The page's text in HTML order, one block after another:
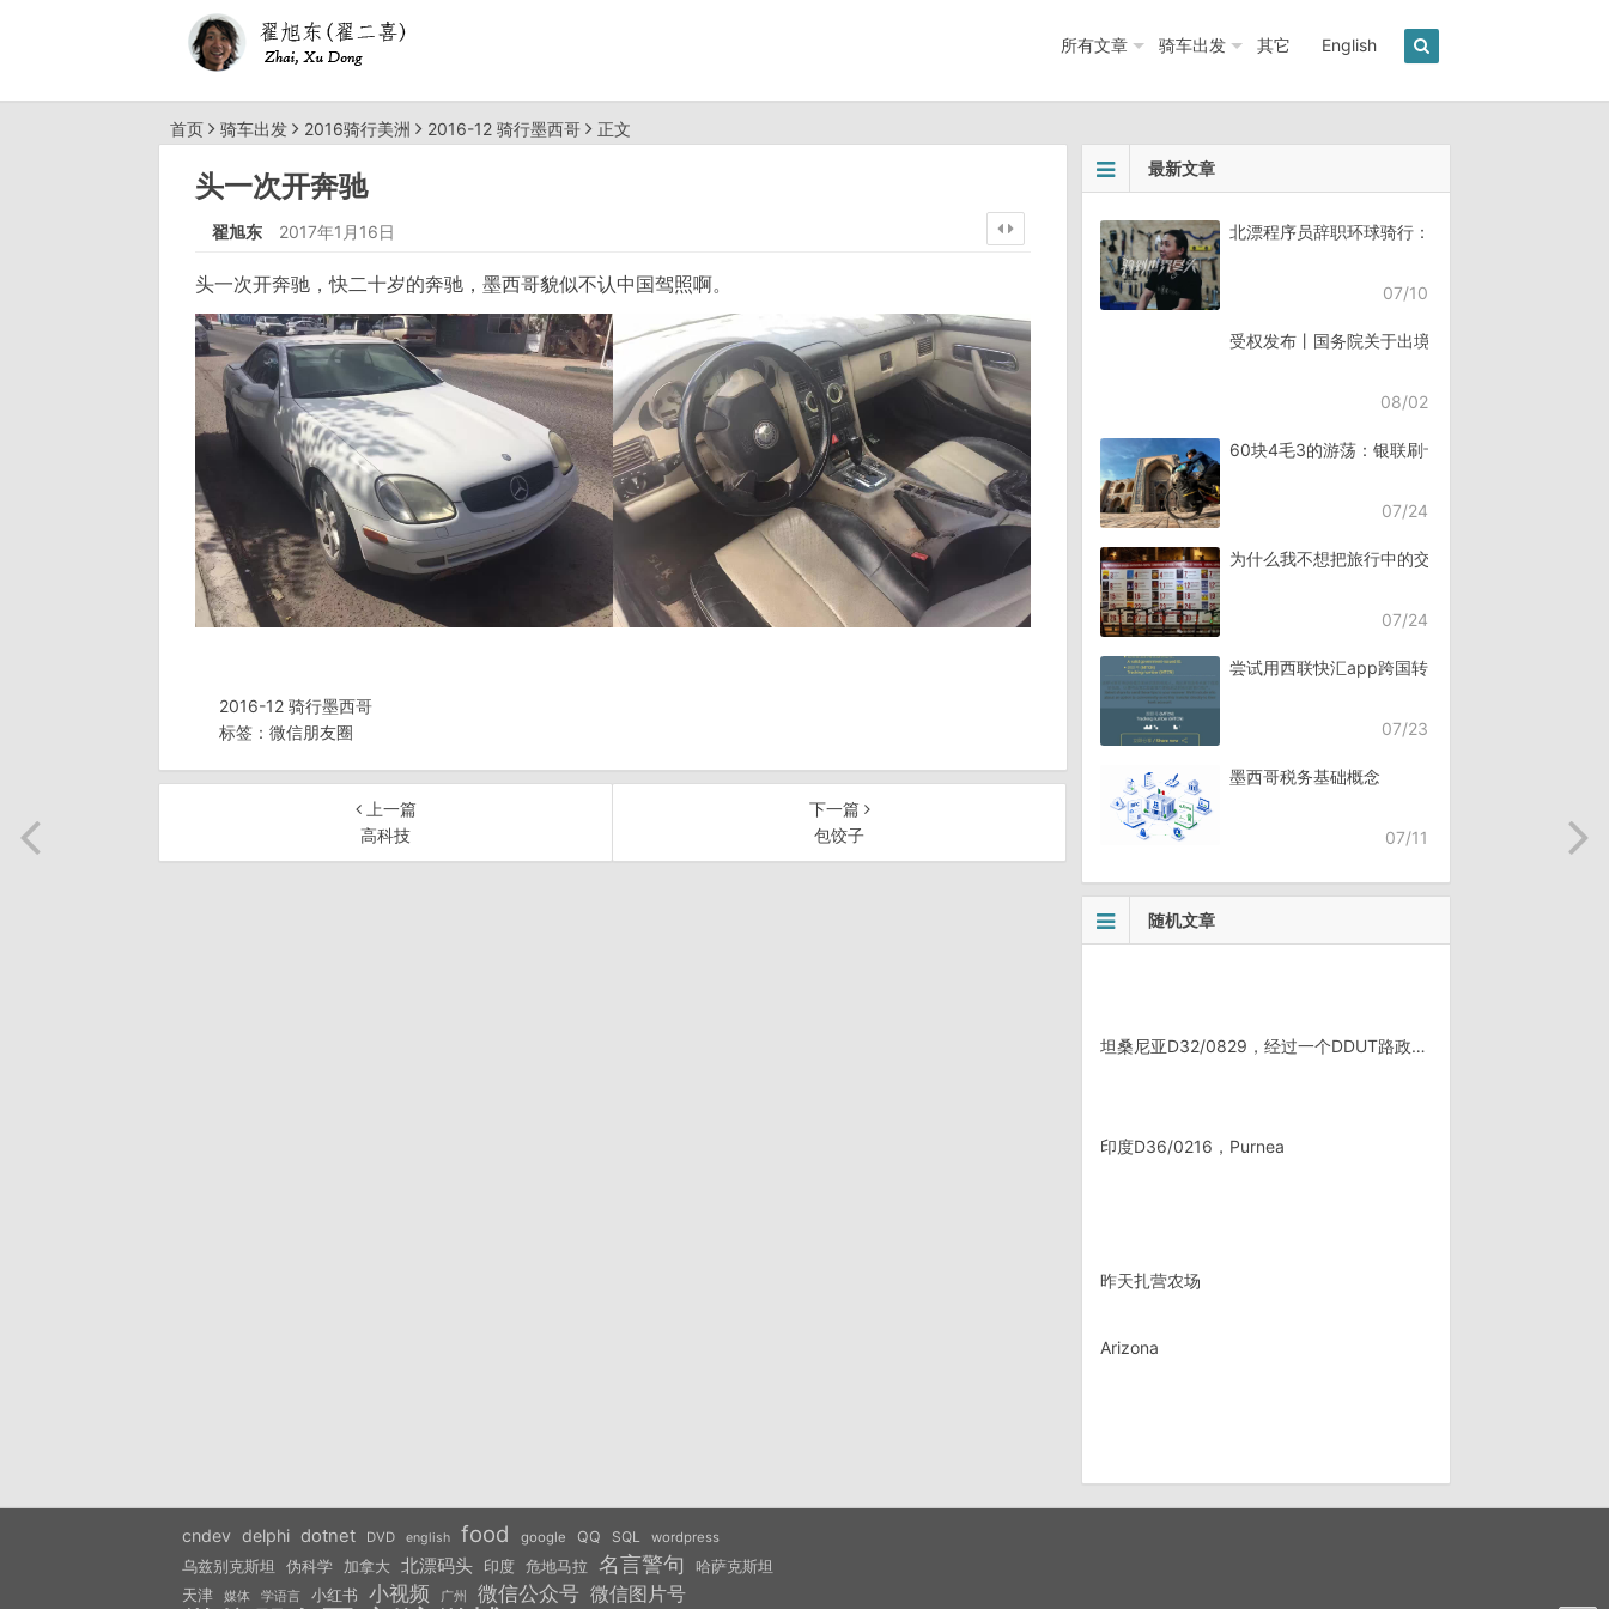
所有文章 骑车出发 其它 English
首页 骑车出发 2016骑行美洲 2016-12 骑行墨西哥 正文
头一次开奔驰
翟旭东 2017年1月16日
头一次开奔驰，快二十岁的奔驰，墨西哥貌似不认中国驾照啊。
2016-12 骑行墨西哥
标签： 微信朋友圈
上一篇
高科技
下一篇
包饺子
最新文章
北漂程序员辞职环球骑行：7年骑行45个国家《骑
07/10
受权发布丨国务院关于出境入境管理的规定
08/02
60块4毛3的游荡：银联刷卡失败，却扣了钱
07/24
为什么我不想把旅行中的交流，全都交给AI？
07/24
尝试用西联快汇app跨国转账
07/23
墨西哥税务基础概念
07/11
随机文章
坦桑尼亚D32/0829，经过一个DDUT路政公司
印度D36/0216，Purnea
昨天扎营农场
Arizona
cndev delphi dotnet DVD english food google QQ SQL wordpress
乌兹别克斯坦 伪科学 加拿大 北漂码头 印度 危地马拉 名言警句 哈萨克斯坦
天津 媒体 学语言 小红书 小视频 广州 微信公众号 微信图片号